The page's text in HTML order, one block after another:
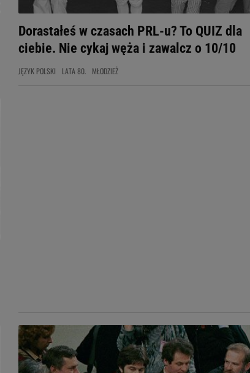
Dorastałeś w czasach PRL-u? To QUIZ dla
ciebie. Nie cykaj węża i zawalcz o 10/10
JĘZYK POLSKI LATA 80. MŁODZIEŻ